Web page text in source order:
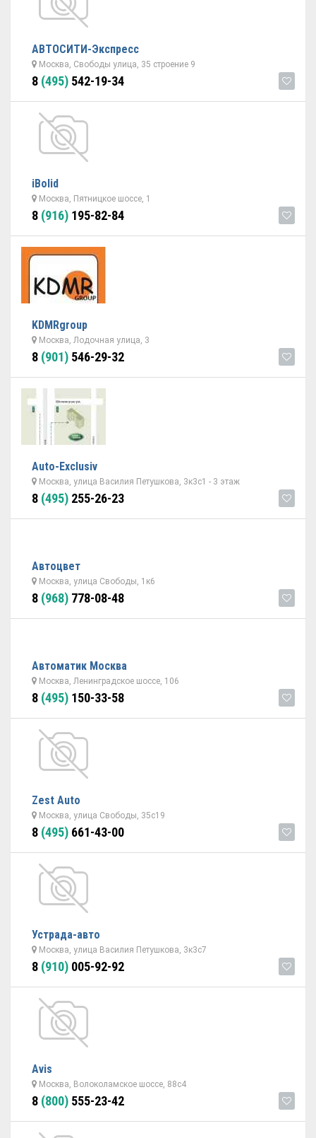
АВТОСИТИ-Экспресс
Москва, Свободы улица, 35 строение 9
8 (495) 542-19-34
iBolid
Москва, Пятницкое шоссе, 1
8 (916) 195-82-84
KDMRgroup
Москва, Лодочная улица, 3
8 (901) 546-29-32
Auto-Exclusiv
Москва, улица Василия Петушкова, 3к3с1 - 3 этаж
8 (495) 255-26-23
Автоцвет
Москва, улица Свободы, 1к6
8 (968) 778-08-48
Автоматик Москва
Москва, Ленинградское шоссе, 106
8 (495) 150-33-58
Zest Auto
Москва, улица Свободы, 35с19
8 (495) 661-43-00
Устрада-авто
Москва, улица Василия Петушкова, 3к3с7
8 (910) 005-92-92
Avis
Москва, Волоколамское шоссе, 88с4
8 (800) 555-23-42